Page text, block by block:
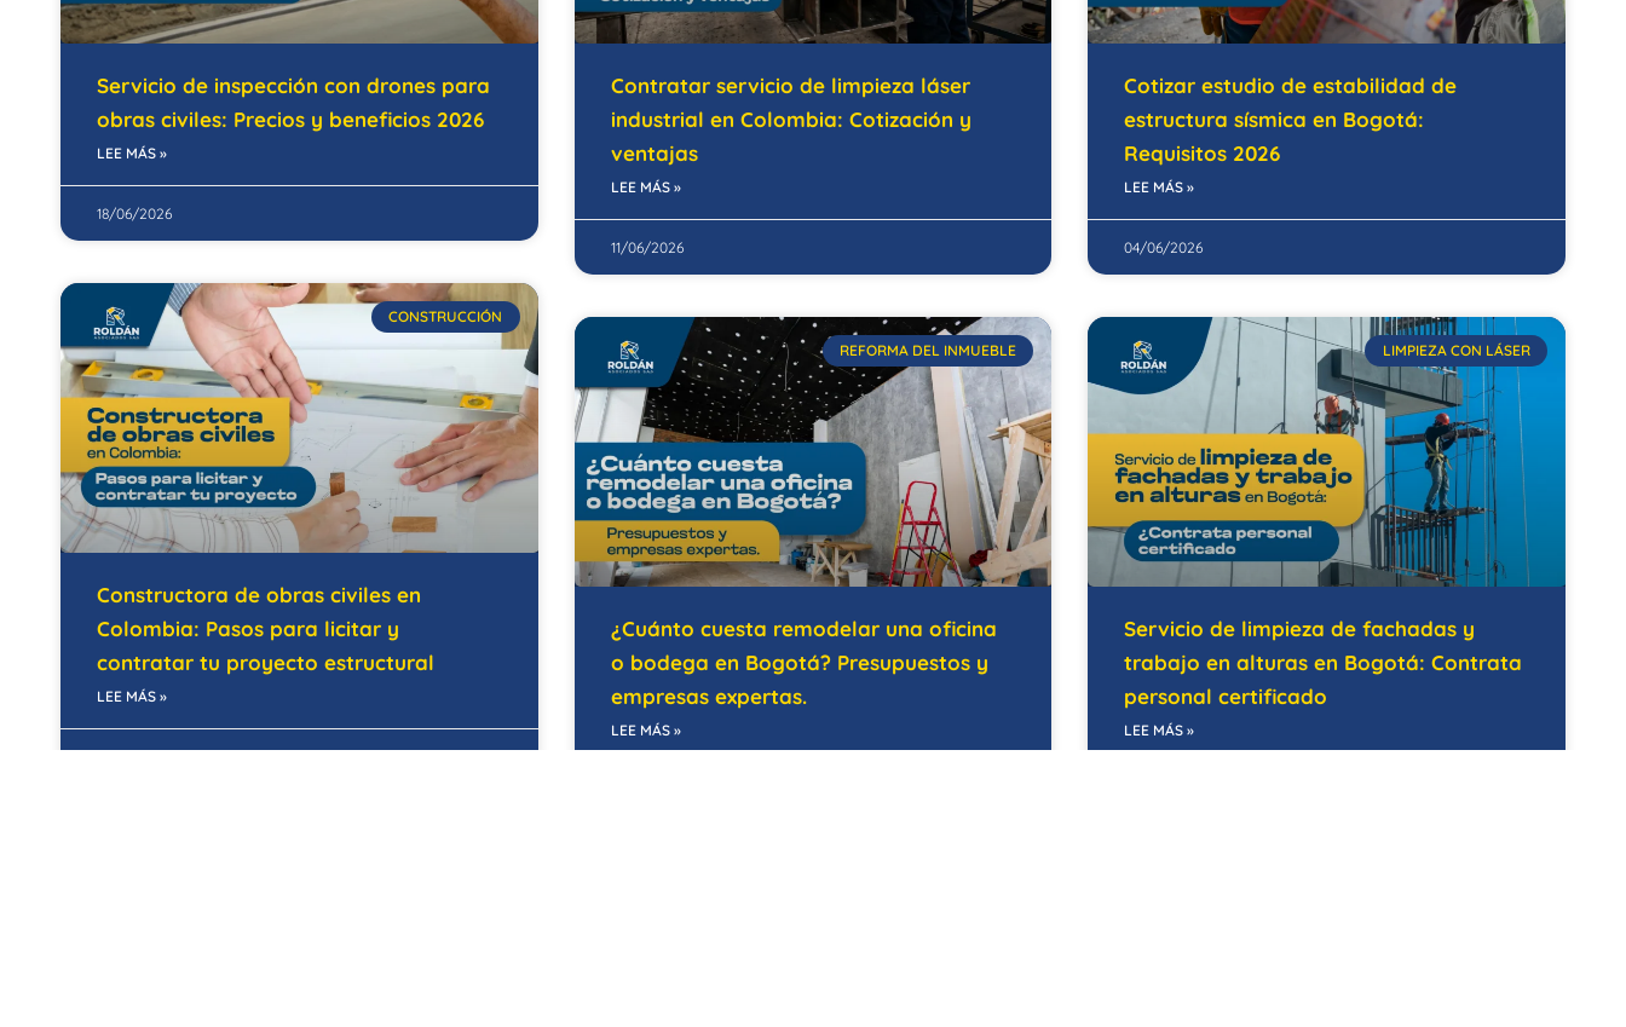
Servicio de inspección con drones para
obras civiles: Precios y beneficios 2026
LEE MÁS »
18/06/2026
Contratar servicio de limpieza láser
industrial en Colombia: Cotización y
ventajas
LEE MÁS »
11/06/2026
Cotizar estudio de estabilidad de
estructura sísmica en Bogotá:
Requisitos 2026
LEE MÁS »
04/06/2026
CONSTRUCCIÓN
Constructora de obras civiles en
Colombia: Pasos para licitar y
contratar tu proyecto estructural
LEE MÁS »
28/05/2026
REFORMA DEL INMUEBLE
¿Cuánto cuesta remodelar una oficina
o bodega en Bogotá? Presupuestos y
empresas expertas.
LEE MÁS »
LIMPIEZA CON LÁSER
Servicio de limpieza de fachadas y
trabajo en alturas en Bogotá: Contrata
personal certificado
LEE MÁS »